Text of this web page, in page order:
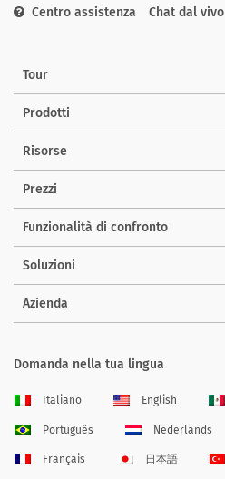
Centro assistenza Chat dal vivo
Tour
Prodotti
Risorse
Prezzi
Funzionalità di confronto
Soluzioni
Azienda
Domanda nella tua lingua
Italiano English
Português Nederlands
Français 日本語